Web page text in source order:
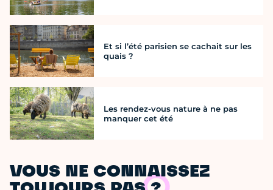
Et si l’été parisien se cachait sur les
quais ?
Les rendez-vous nature à ne pas
manquer cet été
VOUS NE CONNAISSEZ